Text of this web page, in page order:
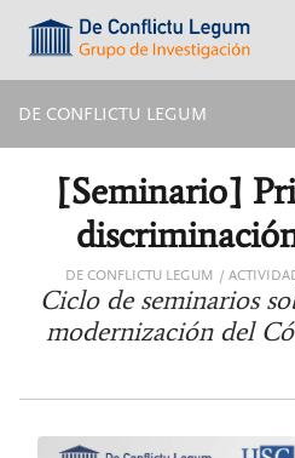
label.access.jump.content???
???
label.access.jump.header???
???
DE CONFLICTU LEGUM
[Seminario]
DE CONFLICTU LEGUM
Ciclo de seminarios
modernización del